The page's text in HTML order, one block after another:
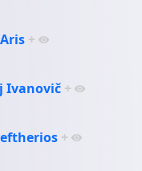
+
Ivanovič +
+